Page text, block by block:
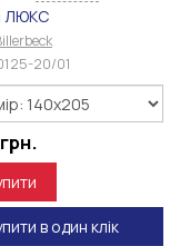
ЛЮКС
20/01
грн.
в один клік